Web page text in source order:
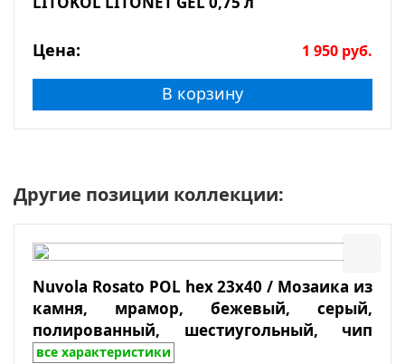
Цена: 1 950 руб.
В корзину
Другие позиции коллекции:
Nuvola Rosato POL hex 23x40 / Мозаика из
камня, мрамор, бежевый, серый,
полированный, шестиугольный, чип
23*40*7, лист 292*289
все характеристики